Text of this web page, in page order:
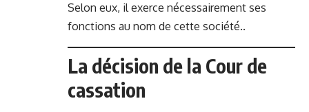
Selon eux, il exerce nécessairement ses
fonctions au nom de cette société..
La décision de la Cour de
cassation